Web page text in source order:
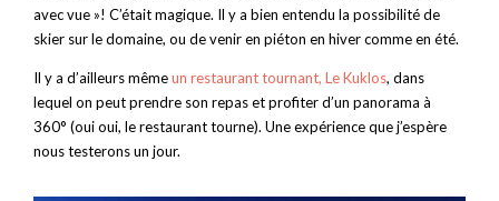
avec vue »! C’était magique. Il y a bien entendu la possibilité de
skier sur le domaine, ou de venir en piéton en hiver comme en été.
Il y a d’ailleurs mêmeun restaurant tournant, Le Kuklos, dans
lequel on peut prendre son repas et profiter d’un panorama à
360° (oui oui, le restaurant tourne). Une expérience que j’espère
nous testerons un jour.